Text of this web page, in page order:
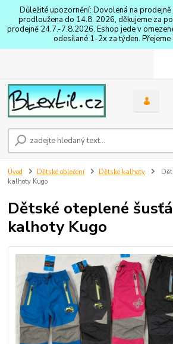
Důležité upozornění: Dovolená na
prodloužena do 14.8. 2026, děkujeme za
prodejně 24.7.-7.8.2026. Eshop jede v
odesílané 1-2x za týden. Přejeme
Úvod Dětské oblečení Dětské kalhoty
kalhoty Kugo
Dětské oteplené
kalhoty Kugo